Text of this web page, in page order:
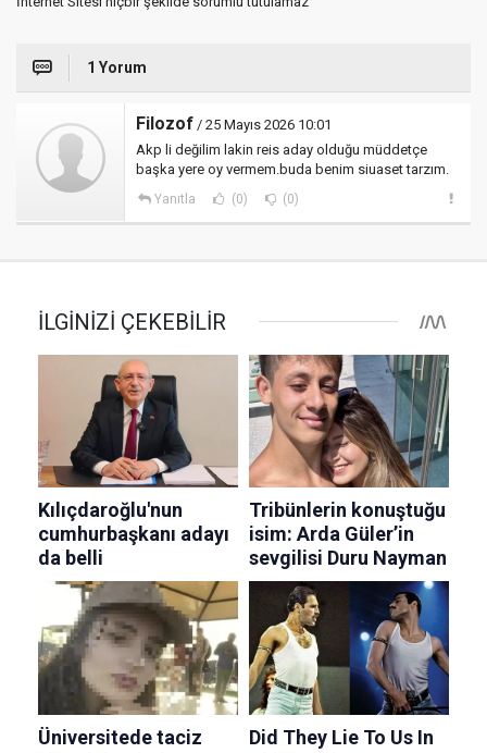
1 Yorum
Filozof / 25 Mayıs 2026 10:01
Akp li değilim lakin reis aday olduğu müddetçe
başka yere oy vermem.buda benim siuaset tarzım.
Yanıtla (0) (0)